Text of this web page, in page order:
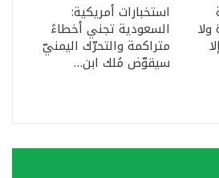
استخبارات أمريكية:
السعودية تجني أخطاءً
متراكمة والتحرّك اليمنيّ
سيقوّض مُلك ابن…